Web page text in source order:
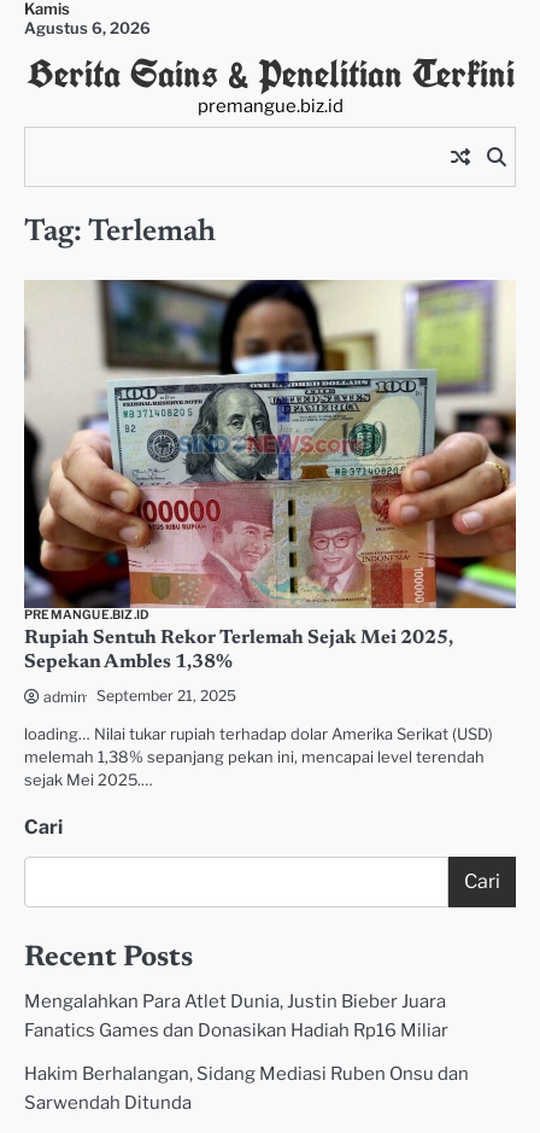
Skip
content
Kamis
Agustus 6, 2026
Berita Sains & Penelitian Terkini
premangue.biz.id
Tag: Terlemah
PREMANGUE.BIZ.ID
Rupiah Sentuh Rekor Terlemah Sejak Mei 2025,
Sepekan Ambles 1,38%
admin September 21, 2025
loading… Nilai tukar rupiah terhadap dolar Amerika Serikat (USD)
melemah 1,38% sepanjang pekan ini, mencapai level terendah
sejak Mei 2025.…
Cari
Cari
Recent Posts
Mengalahkan Para Atlet Dunia, Justin Bieber Juara
Fanatics Games dan Donasikan Hadiah Rp16 Miliar
Hakim Berhalangan, Sidang Mediasi Ruben Onsu dan
Sarwendah Ditunda